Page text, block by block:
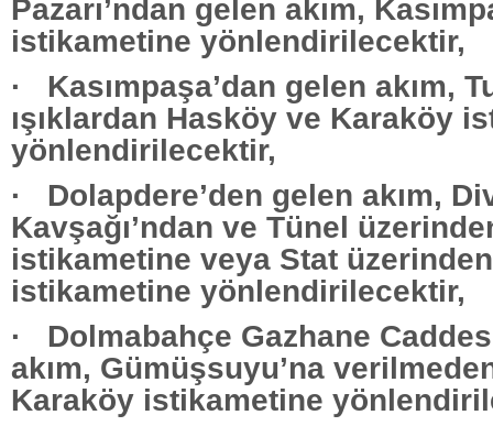
Pazarı’ndan gelen akım,
istikametine yönlendirilecektir,
· Kasımpaşa’dan gelen akım,
ışıklardan Hasköy ve Karaköy
yönlendirilecektir,
· Dolapdere’den gelen akım,
Kavşağı’ndan ve Tünel
istikametine veya Stat
istikametine yönlendirilecektir,
· Dolmabahçe Gazhane
akım, Gümüşsuyu’na
Karaköy istikametine